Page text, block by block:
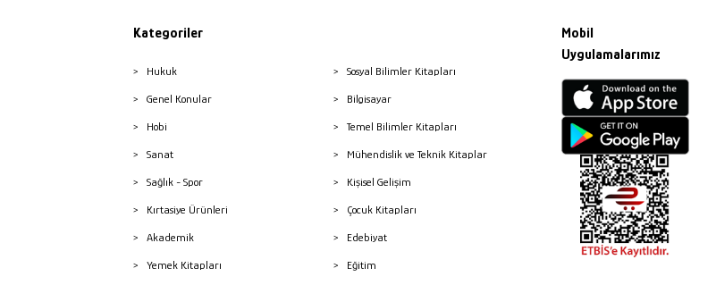
Kategoriler
Hukuk
Genel Konular
Hobi
Sanat
Sağlık - Spor
Kırtasiye Ürünleri
Akademik
Yemek Kitapları
Sosyal Bilimler Kitapları
Bilgisayar
Temel Bilimler Kitapları
Mühendislik ve Teknik Kitaplar
Kişisel Gelişim
Çocuk Kitapları
Edebiyat
Eğitim
Mobil
Uygulamalarımız